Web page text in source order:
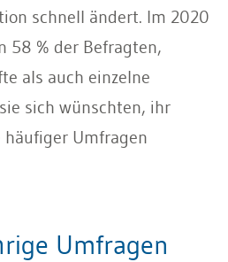
schnell ändert. Im 2020
58 % der Befragten,
als auch einzelne
sich wünschten, ihr
Umfragen
Umfragen